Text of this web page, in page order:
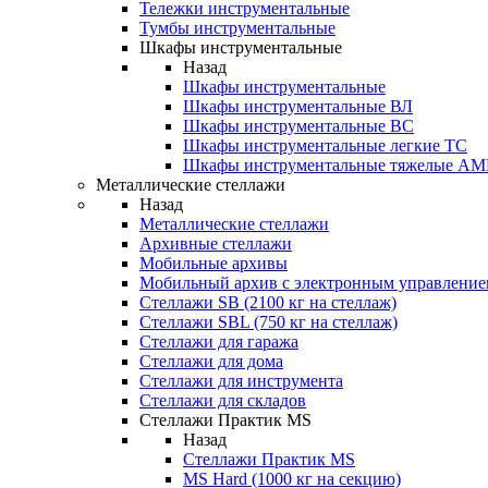
Тележки инструментальные
Тумбы инструментальные
Шкафы инструментальные
Назад
Шкафы инструментальные
Шкафы инструментальные ВЛ
Шкафы инструментальные ВС
Шкафы инструментальные легкие ТС
Шкафы инструментальные тяжелые
Металлические стеллажи
Назад
Металлические стеллажи
Архивные стеллажи
Мобильные архивы
Мобильный архив с электронным
Стеллажи SB (2100 кг на стеллаж)
Стеллажи SBL (750 кг на стеллаж)
Стеллажи для гаража
Стеллажи для дома
Стеллажи для инструмента
Стеллажи для складов
Стеллажи Практик MS
Назад
Стеллажи Практик MS
MS Hard (1000 кг на секцию)